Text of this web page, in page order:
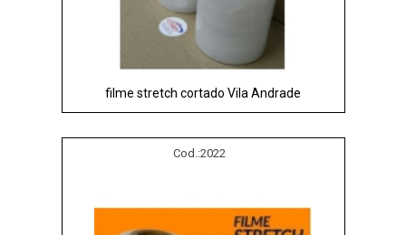
filme stretch cortado Vila Andrade
Cod.:2022